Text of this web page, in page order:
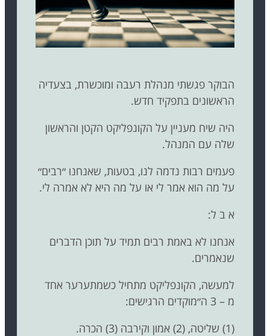
הבוקר פגשתי מנהלת רעבה ומוכשרת, בצעדיה
הראשונים בתפקיד חדש.
היה שיח מעניין על הקונפליקט הקטן והראשון
שלה עם המנהל.
פעמים רבות נדמה לנו, בטעות, שאנחנו ״רבים״
על מה הוא אמר לי או על מה היא לא אמרה לי.
א ב ל:
אנחנו לא באמת רבים תמיד על תוכן הדברים
שנאמרים.
למעשה, הקונפליקט מתחיל כשמתערער אחד
מ – 3 ה״מוקדים הרגישים:
(1) שליטה, (2) אמון וקירבה (3) הכרה.